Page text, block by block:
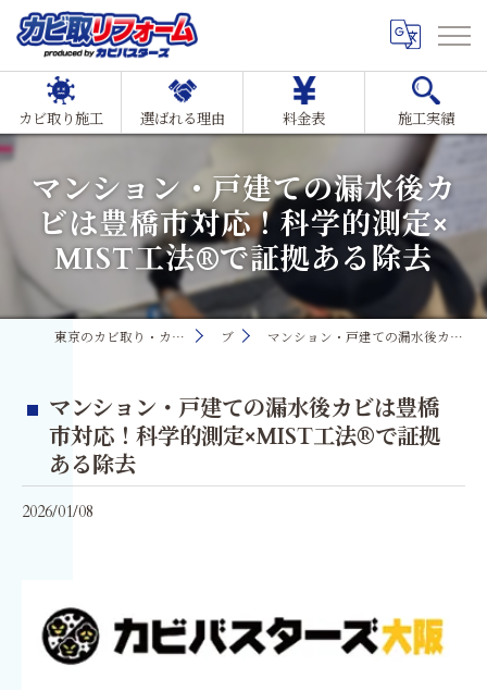
カビ取り施工 選ばれる理由 料金表 施工実績
マンション・戸建ての漏水後カ
ビは豊橋市対応！科学的測定×
MIST工法®で証拠ある除去
東京のカビ取り・カビ対策ならMIST工法®カビ取リフォーム ブログ マンション・戸建ての漏水後カビは豊橋市対応！科学的測定×MIST工法®で証拠ある除去
マンション・戸建ての漏水後カビは豊橋
市対応！科学的測定×MIST工法®で証拠
ある除去
2026/01/08